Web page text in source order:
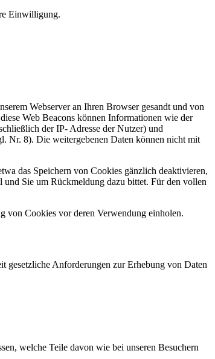
Einwilligung.
Webserver an Ihren Browser gesandt und von
Web Beacons können Informationen wie der
der IP- Adresse der Nutzer) und
Nr. 8). Die weitergebenen Daten können nicht mit
das Speichern von Cookies gänzlich deaktivieren,
und Sie um Rückmeldung dazu bittet. Für den vollen
von Cookies vor deren Verwendung einholen.
gesetzliche Anforderungen zur Erhebung von Daten
welche Teile davon wie bei unseren Besuchern